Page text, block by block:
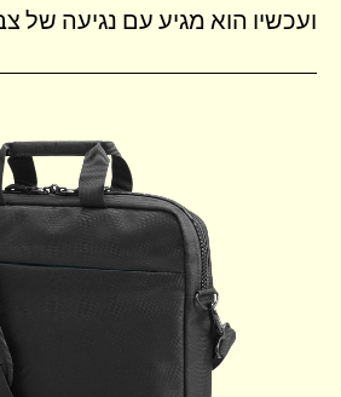
ועכשיו הוא מגיע עם נגיעה של